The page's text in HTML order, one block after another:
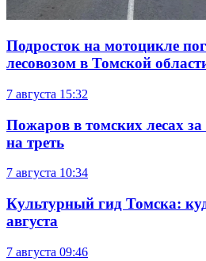
Подросток на мотоцикле
лесовозом в Томской
7 августа 15:32
Пожаров в томских лесах
на треть
7 августа 10:34
Культурный гид Томска:
августа
7 августа 09:46